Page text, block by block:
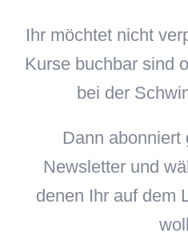
Ihr möchtet nicht
Kurse buchbar sind
bei der
Dann abonniert
Newsletter und
denen Ihr auf dem